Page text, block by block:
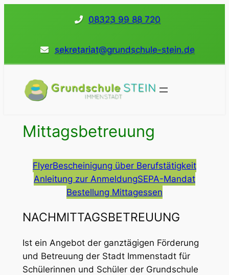
wechseln
08323 99 88 720
sekretariat@grundschule-stein.de
Mittagsbetreuung
FlyerBescheinigung über Berufstätigkeit
Anleitung zur AnmeldungSEPA-Mandat
Bestellung Mittagessen
NACHMITTAGSBETREUUNG
Ist ein Angebot der ganztägigen Förderung
und Betreuung der Stadt Immenstadt für
Schülerinnen und Schüler der Grundschule